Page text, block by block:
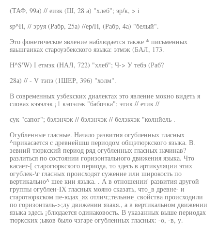
(ТАФ, 99а) // еизк (Ш, 28 а) "хлеб"; эр/к, > i
sp^H, // эруя (Рабр, 25а) //ер/Н, (Рабр, 4а) "белый".
Это фонетическое явление наблюдается также * письменных
яаьшгаиках староузбекского языка: этмэк (БАЛ, 173.
H^S'W) I етмэк (НАЛ, 722) "хлеб"; Ч-> У тебэ (Раб?
28а) // - V тэпэ (1ШЕР, 396) "холм".
В современных узбекских диалектах это явление мокно видеть я
словах кэяэлэк ¡1 кэпэлэк "бабочка"; этик // етик //
сук "сапог"; бэлэнчэк // бэлэнчэк // белэкчэк "колнйель .
Огубленные гласные. Начало развития огубленных гласных
^прикасается с древнейшш периодом общэтюркского языка. В.
зевний тюркский период ряд огубленных гласных начинав?
разлиться по состоянии горизонтального движения языка. Что
касает-[ старогюркского периода, то здесь в артикуляции этих
огублек-\г гласных происходят сужение или широкость по
вертикально^ шее кии языка. . А в отношении' развития другой
группы огублен-IX гласных мояно сказать, что_в древне- и
старотюркском пе-юдах_ях отлич;;тельнне_свойства происходили
по горизонталь->;лу движении язакя., а в вертикальном движении
языка здесь ¡блюдается одинаковость. В указанных выше периодах
тюркских ;ыков было чзгаре огубленных гласных: -о, -в, у.